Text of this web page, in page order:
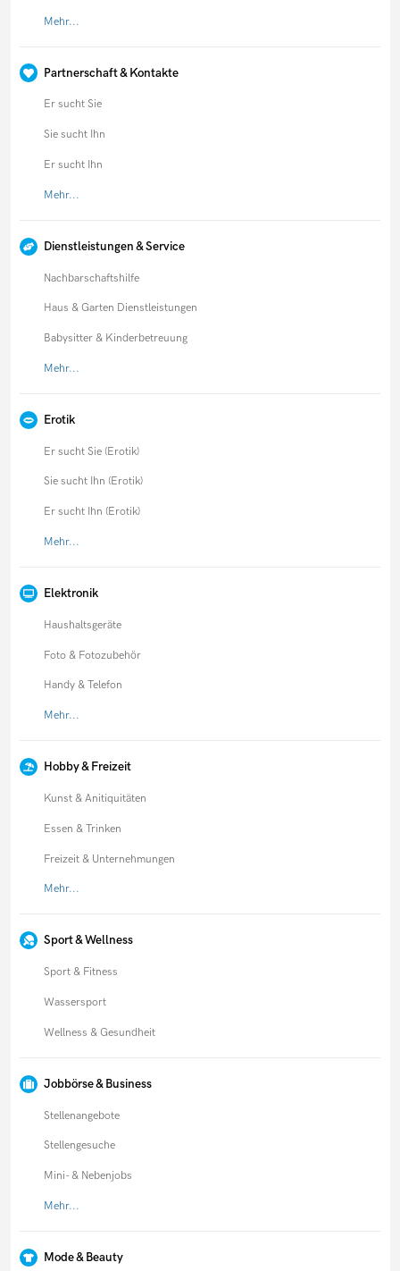
Mehr...
Partnerschaft & Kontakte
Er sucht Sie
Sie sucht Ihn
Er sucht Ihn
Mehr...
Dienstleistungen & Service
Nachbarschaftshilfe
Haus & Garten Dienstleistungen
Babysitter & Kinderbetreuung
Mehr...
Erotik
Er sucht Sie (Erotik)
Sie sucht Ihn (Erotik)
Er sucht Ihn (Erotik)
Mehr...
Elektronik
Haushaltsgeräte
Foto & Fotozubehör
Handy & Telefon
Mehr...
Hobby & Freizeit
Kunst & Anitiquitäten
Essen & Trinken
Freizeit & Unternehmungen
Mehr...
Sport & Wellness
Sport & Fitness
Wassersport
Wellness & Gesundheit
Jobbörse & Business
Stellenangebote
Stellengesuche
Mini- & Nebenjobs
Mehr...
Mode & Beauty